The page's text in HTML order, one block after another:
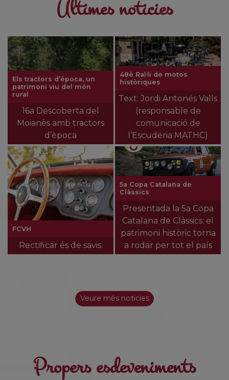
Últimes noticies
Els tractors d’època, un
patrimoni viu del món
rural
16a Descoberta del
Moianès amb tractors
d’època
48è Ral·li de motos
històriques
Text: Jordi Antonés Valls
(responsable de
comunicació de
l’Escuderia MATHC)
FCVH
Rectificar és de savis.
5a Copa Catalana de
Clàssics
Presentada la 5a Copa
Catalana de Clàssics: el
patrimoni històric torna
a rodar per tot el país
Veure més noticies
Propers esdeveniments